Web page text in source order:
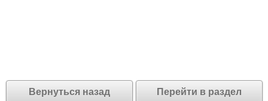
Вернуться назад Перейти в раздел